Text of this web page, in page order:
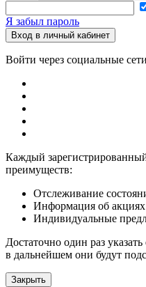
Я забыл пароль
Вход в личный кабинет
Войти через социальные
Каждый
преимуществ:
Отслеживание
Информация об
Индивидуальные
Достаточно один раз
в дальнейшем они будут
Закрыть